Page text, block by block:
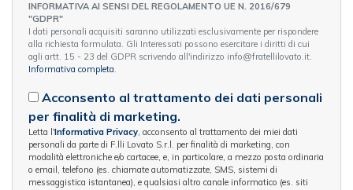
INFORMATIVA AI SENSI DEL REGOLAMENTO UE N. 2016/679
"GDPR"
I dati personali acquisiti saranno utilizzati esclusivamente per rispondere
alla richiesta formulata. Gli Interessati possono esercitare i diritti di cui
agli artt. 15 - 23 del GDPR scrivendo all'indirizzo info@fratellilovato.it.
Informativa completa.
Acconsento al trattamento dei dati personali
per finalità di marketing.
Letta l'Informativa Privacy, acconsento al trattamento dei miei dati
personali da parte di F.lli Lovato S.r.l. per finalità di marketing, con
modalità elettroniche e/o cartacee, e, in particolare, a mezzo posta ordinaria
o email, telefono (es. chiamate automatizzate, SMS, sistemi di
messaggistica istantanea), e qualsiasi altro canale informatico (es. siti